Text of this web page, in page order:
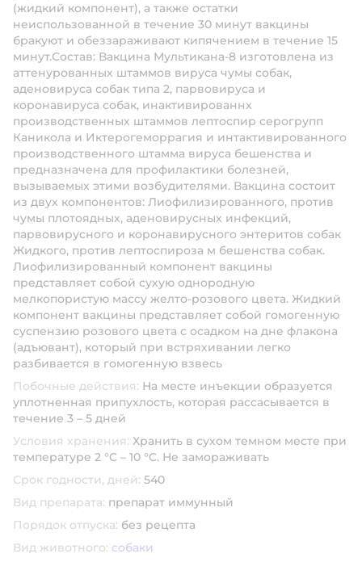
(жидкий компонент), а также остатки
неиспользованной в течение 30 минут вакцины
бракуют и обеззараживают кипячением в течение 15
минут.Состав: Вакцина Мультикана-8 изготовлена из
аттенурованных штаммов вируса чумы собак,
аденовируса собак типа 2, парвовируса и
коронавируса собак, инактивированнх
производственных штаммов лептоспир серогрупп
Каникола и Иктерогеморрагия и интактивированного
производственного штамма вируса бешенства и
предназначена для профилактики болезней,
вызываемых этими возбудителями. Вакцина состоит
из двух компонентов: Лиофилизированного, против
чумы плотоядных, аденовирусных инфекций,
парвовирусного и коронавирусного энтеритов собак
Жидкого, против лептоспироза м бешенства собак.
Лиофилизированный компонент вакцины
представляет собой сухую однородную
мелкопористую массу желто-розового цвета. Жидкий
компонент вакцины представляет собой гомогенную
суспензию розового цвета с осадком на дне флакона
(адъювант), который при встряхивании легко
разбивается в гомогенную взвесь
Побочные действия: На месте инъекции образуется
уплотненная припухлость, которая рассасывается в
течение 3 – 5 дней
Условия хранения: Хранить в сухом темном месте при
температуре 2 °C – 10 °C. Не замораживать
Срок годности, дней: 540
Вид препарата: препарат иммунный
Порядок отпуска: без рецепта
Вид животного: собаки